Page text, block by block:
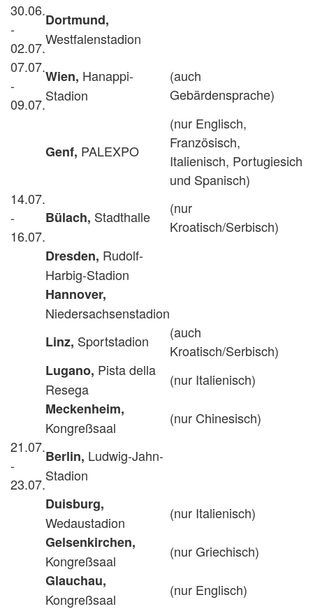
30.06.
-
02.07.
Dortmund,
Westfalenstadion
07.07.
-
09.07.
Wien, Hanappi-
Stadion
(auch
Gebärdensprache)
Genf, PALEXPO
(nur Englisch,
Französisch,
Italienisch, Portugiesich
und Spanisch)
14.07.
-
16.07.
Bülach, Stadthalle
(nur
Kroatisch/Serbisch)
Dresden, Rudolf-
Harbig-Stadion
Hannover,
Niedersachsenstadion
Linz, Sportstadion
(auch
Kroatisch/Serbisch)
Lugano, Pista della
Resega
(nur Italienisch)
Meckenheim,
Kongreßsaal
(nur Chinesisch)
21.07.
-
23.07.
Berlin, Ludwig-Jahn-
Stadion
Duisburg,
Wedaustadion
(nur Italienisch)
Gelsenkirchen,
Kongreßsaal
(nur Griechisch)
Glauchau,
Kongreßsaal
(nur Englisch)